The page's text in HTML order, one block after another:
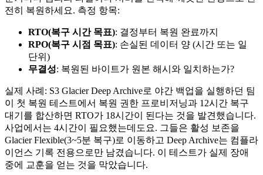
전히 복원하세요. 측정 항목:
RTO(복구 시간 목표): 결정부터 복원 완료까지
RPO(복구 시점 목표): 손실된 데이터 양 (시간 또는 일
단위)
무결성: 복원된 바이트가 원본 해시와 일치하는가?
실제 사례: S3 Glacier Deep Archive로 야간 백업을 실행하던 팀
이 첫 복원 테스트에서 복원 권한 프로비저닝과 12시간 복구
대기를 합산하면 RTO가 18시간이 된다는 것을 발견했습니다.
사업에서는 4시간이 필요했는데도요. 그들은 활성 보존을
Glacier Flexible(3~5분 복구)로 이동하고 Deep Archive는 컴플라
이언스 기록 전용으로만 남겼습니다. 이 테스트가 실제 장애
중에 교훈을 얻는 것을 막았습니다.